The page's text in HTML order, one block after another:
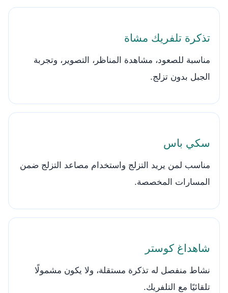
تذكرة تلفريك مشاة
مناسبة للصعود، مشاهدة المناظر، التصوير، وتجربة
الجبل بدون تزلج.
سكي باس
مناسب لمن يريد التزلج واستخدام مصاعد التزلج ضمن
المسارات المخصصة.
شاهداغ كوستر
نشاط منفصل له تذكرة مستقلة، ولا يكون مشمولًا
تلقائيًا مع التلفريك.